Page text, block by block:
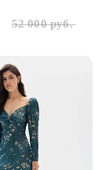
52 000 руб.